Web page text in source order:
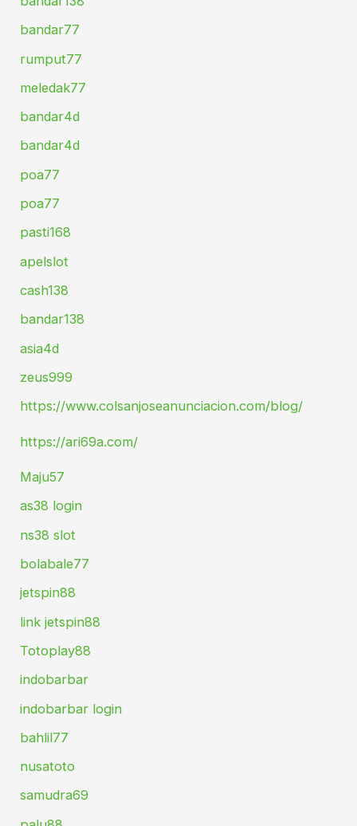
bandar77
rumput77
meledak77
bandar4d
bandar4d
poa77
poa77
pasti168
apelslot
cash138
bandar138
asia4d
zeus999
https://www.colsanjoseanunciacion.com/blog/
https://ari69a.com/
Maju57
as38 login
ns38 slot
bolabale77
jetspin88
link jetspin88
Totoplay88
indobarbar
indobarbar login
bahlil77
nusatoto
samudra69